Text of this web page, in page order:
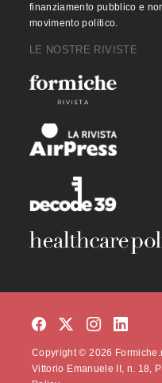
finanziamento pubblico e
movimento politico.
LE NOSTRE RIVISTE
Copyright © 2026
Vittorio Emanuele II, n. 18,